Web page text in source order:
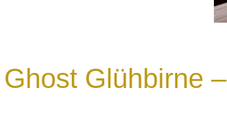
Ghost Glühbirne